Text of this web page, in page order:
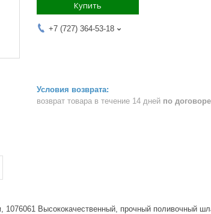
Купить
+7 (727) 364-53-18
возврат товара в течение 14 дней по
Высококачественный, прочный поливочный